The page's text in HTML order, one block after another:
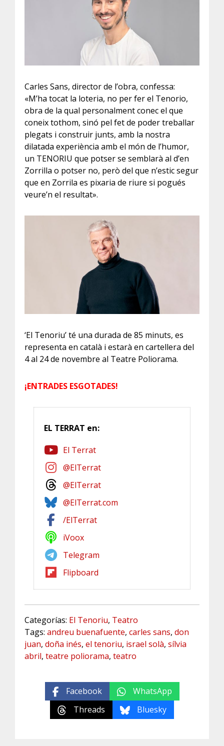
Carles Sans, director de l’obra, confessa:
«M’ha tocat la loteria, no per fer el Tenorio,
obra de la qual personalment conec el que
coneix tothom, sinó pel fet de poder treballar
plegats i construir junts, amb la nostra
dilatada experiència amb el món de l’humor,
un TENORIU que potser se semblarà al d’en
Zorrilla o potser no, però del que n’estic segur
que en Zorrila es pixaria de riure si pogués
veure’n el resultat».
‘El Tenoriu’ té una durada de 85 minuts, es
representa en català i estarà en cartellera del
4 al 24 de novembre al Teatre Poliorama.
¡ENTRADES ESGOTADES!
EL TERRAT en:
El Terrat
@ElTerrat
@ElTerrat
@ElTerrat.com
/ElTerrat
iVoox
Telegram
Flipboard
Categorías: El Tenoriu, Teatro
Tags:andreu buenafuente,carles sans,don
juan,doña inés,el tenoriu, israel solà,sílvia
abril,teatre poliorama,teatro
Facebook
WhatsApp
Threads
Bluesky